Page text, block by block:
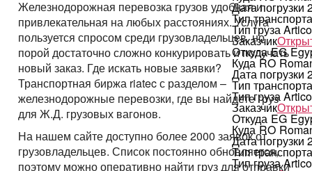
Дата погрузки
Тип транспорта
Тип груза
Заказчик
Откуда EG
Куда RO
Дата погрузки
Тип транспорта
Тип груза
Заказчик
Откуда EG
Куда RO
Дата погрузки
Тип транспорта
Тип груза
Железнодорожная перевозка грузов удобная и
привлекательная на любых расстояниях. Услуга
пользуется спросом среди грузовладельцев, но
порой достаточно сложно конкурировать и получать
новый заказ. Где искать новые заявки?
Транспортная биржа riatec с разделом –
железнодорожные перевозки, где вы найдете груз
для Ж.Д. грузовых вагонов.
На нашем сайте доступно более 2000 заявок от
грузовладельцев. Список постоянно обновляется,
поэтому можно оперативно найти груз для отправки